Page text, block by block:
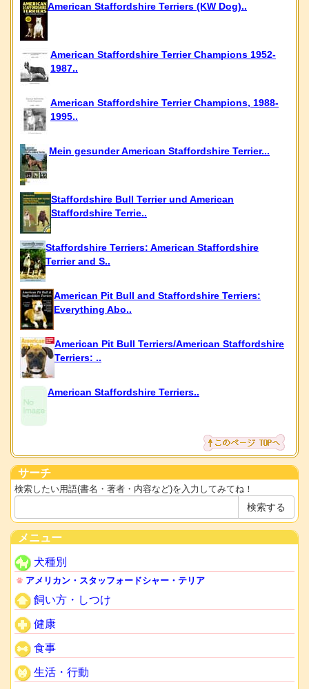
American Staffordshire Terriers (KW Dog)..
American Staffordshire Terrier Champions 1952-
1987..
American Staffordshire Terrier Champions, 1988-
1995..
Mein gesunder American Staffordshire Terrier...
Staffordshire Bull Terrier und American
Staffordshire Terrie..
Staffordshire Terriers: American Staffordshire
Terrier and S..
American Pit Bull and Staffordshire Terriers:
Everything Abo..
American Pit Bull Terriers/American Staffordshire
Terriers: ..
American Staffordshire Terriers..
サーチ
検索したい用語(書名・著者・内容など)を入力してみてね！
メニュー
犬種別
アメリカン・スタッフォードシャー・テリア
飼い方・しつけ
健康
食事
生活・行動